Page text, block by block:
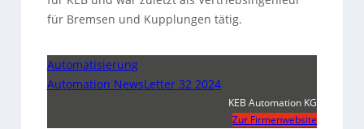
für Bremsen und Kupplungen tätig.
Automatisierung
Automation NewsLetter 32 2024
KEB Automation KG
Zur Firmenwebsite